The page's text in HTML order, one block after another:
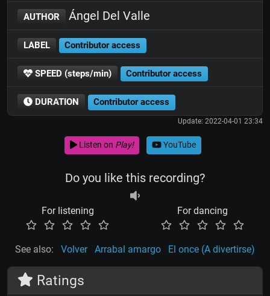
AUTHOR Ángel Del Valle
LABEL Contributor access
SPEED (steps/min) Contributor access
DURATION Contributor access
Update: 2022-04-01 23:34
Listen on Play! YouTube
Do you like this recording?
For listening For dancing
See also: Volver Arrabal amargo El once (A divertirse)
Ratings